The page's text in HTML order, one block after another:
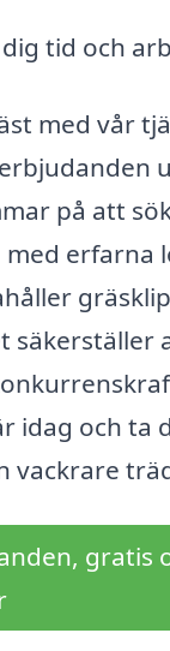
tid och
med vår
på att
erfarna
säkerställer
idag och ta
vackrare
gratis